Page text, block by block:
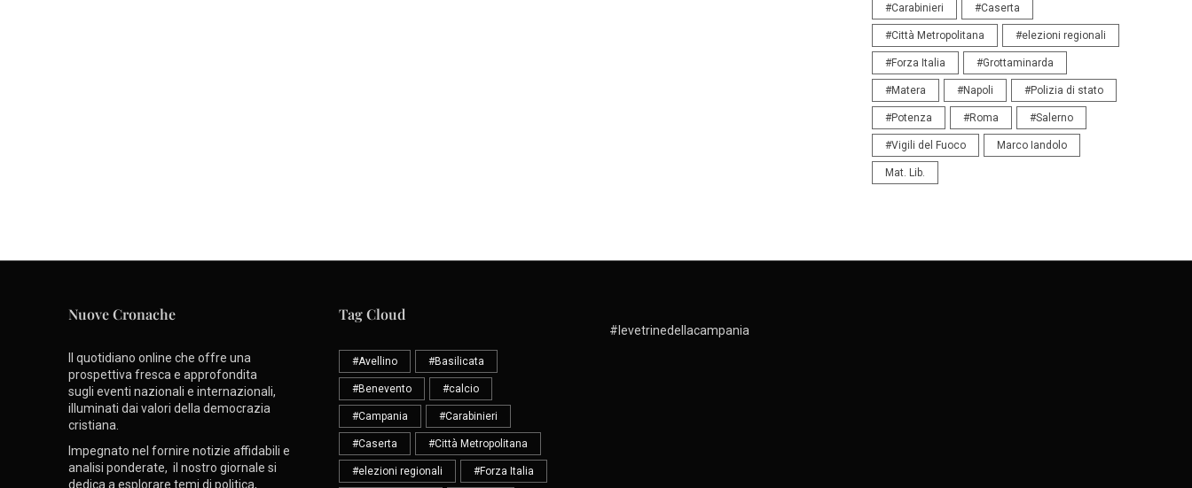
#Carabinieri #Caserta
#Città Metropolitana #elezioni regionali
#Forza Italia #Grottaminarda
#Matera #Napoli #Polizia di stato
#Potenza #Roma #Salerno
#Vigili del Fuoco Marco Iandolo
Mat. Lib.
Nuove Cronache
Il quotidiano online che offre una
prospettiva fresca e approfondita
sugli eventi nazionali e internazionali,
illuminati dai valori della democrazia
cristiana.
Impegnato nel fornire notizie affidabili e
analisi ponderate, il nostro giornale si
dedica a esplorare temi di politica,
Tag Cloud
#Avellino #Basilicata
#Benevento #calcio
#Campania #Carabinieri
#Caserta #Città Metropolitana
#elezioni regionali #Forza Italia
#levetrinedellacampania